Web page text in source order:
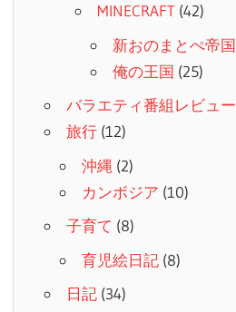
MINECRAFT(42)
新おのまとぺ帝国
俺の王国 (25)
バラエティ番組レビュー
旅行(12)
沖縄 (2)
カンボジア (10)
子育て (8)
育児絵日記(8)
日記(34)